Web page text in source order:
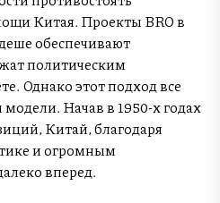
Китая. Проекты BRO в
обеспечивают
политическим
Однако этот подход все
модели. Начав в 1950-х годах
Китай, благодаря
и огромным
вперед.